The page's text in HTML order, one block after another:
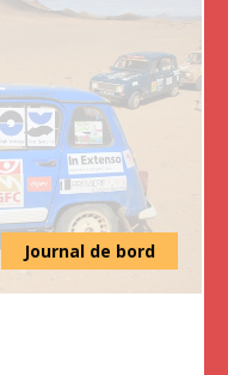
Journal de bord